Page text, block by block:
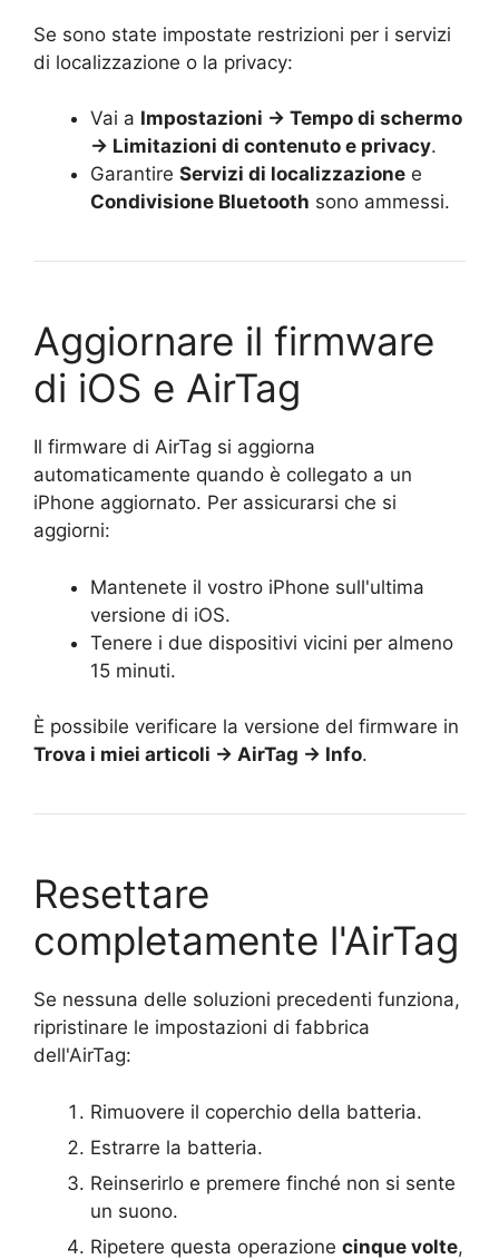
Se sono state impostate restrizioni per i servizi
di localizzazione o la privacy:
Vai a Impostazioni → Tempo di schermo
→ Limitazioni di contenuto e privacy.
Garantire Servizi di localizzazione e
Condivisione Bluetooth sono ammessi.
Aggiornare il firmware
di iOS e AirTag
Il firmware di AirTag si aggiorna
automaticamente quando è collegato a un
iPhone aggiornato. Per assicurarsi che si
aggiorni:
Mantenete il vostro iPhone sull'ultima
versione di iOS.
Tenere i due dispositivi vicini per almeno
15 minuti.
È possibile verificare la versione del firmware in
Trova i miei articoli → AirTag → Info.
Resettare
completamente l'AirTag
Se nessuna delle soluzioni precedenti funziona,
ripristinare le impostazioni di fabbrica
dell'AirTag:
Rimuovere il coperchio della batteria.
Estrarre la batteria.
Reinserirlo e premere finché non si sente
un suono.
Ripetere questa operazione cinque volte,